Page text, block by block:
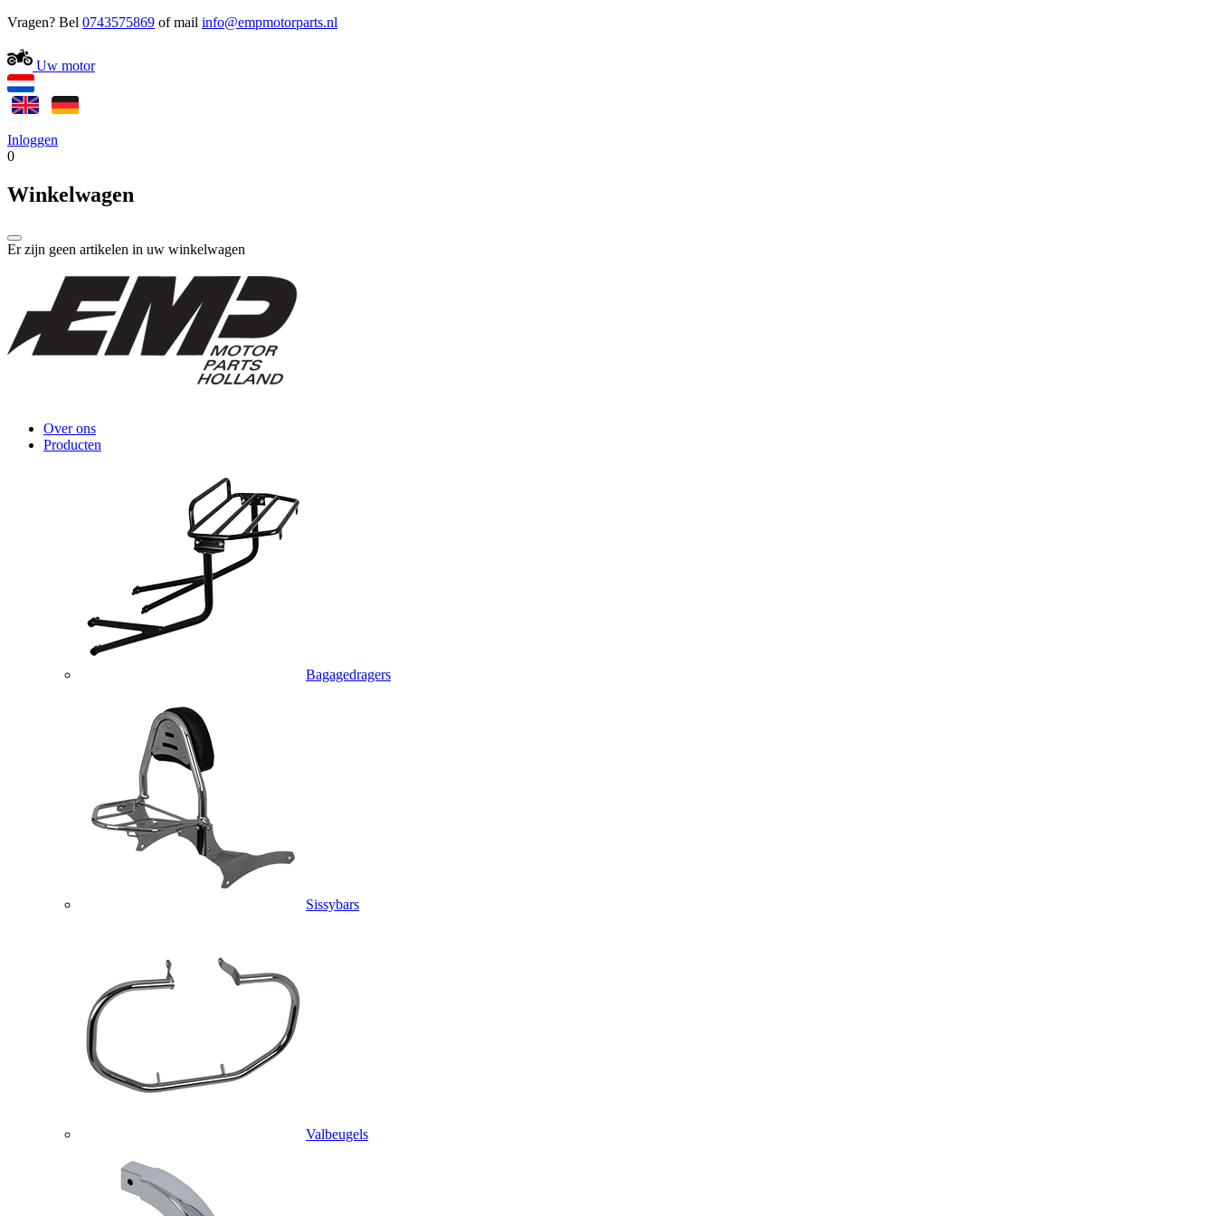
Vragen? Bel 0743575869 of mail
Uw motor
Inloggen
0
Winkelwagen
Er zijn geen artikelen in uw winkelwagen
Over ons
Producten
Bagagedragers
Sissybars
Valbeugels